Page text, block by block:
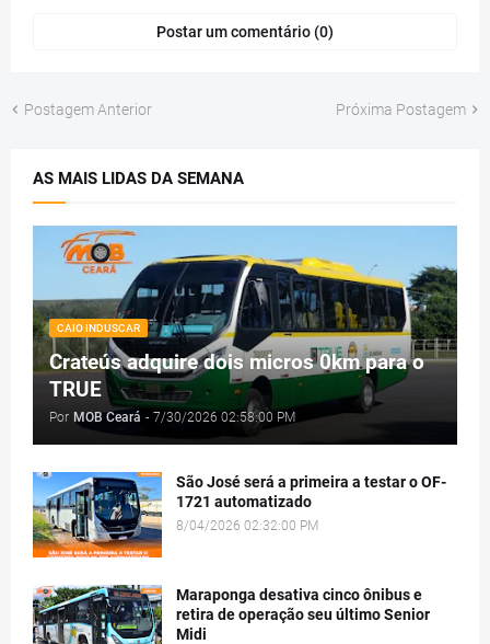
Postar um comentário (0)
Postagem Anterior Próxima Postagem
AS MAIS LIDAS DA SEMANA
CAIO INDUSCAR
Crateús adquire dois micros 0km para o
TRUE
Por MOB Ceará - 7/30/2026 02:58:00 PM
São José será a primeira a testar o OF-
1721 automatizado
8/04/2026 02:32:00 PM
Maraponga desativa cinco ônibus e
retira de operação seu último Senior
Midi